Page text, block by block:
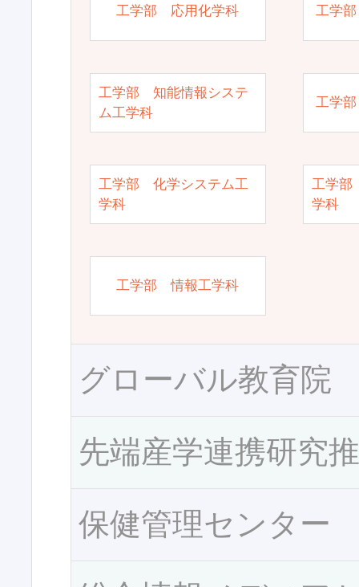
工学部 応用化学科 工学
工学部 知能情報システ
ム工学科
工学
工学部 化学システム工
学科
工学部
学科
工学部 情報工学科
グローバル教育院
先端産学連携研究
保健管理センター